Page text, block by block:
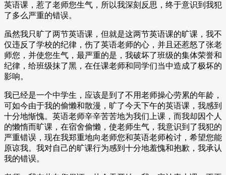
英语课，惹了老师您生气，所以我深刻反思，终于意识到我犯
了多么严重的错误。
虽然我只旷了两节英语课，但就是这两节英语课的旷课，我不
仅违反了学校的纪律，伤了英语老师的心，并且还惹怒了张老
师您，并使您生气，最严重的是，我破坏了班级的集体荣誉和
纪律，给班级抹了黑，在任课老师和同学们当中造成了极坏的
影响。
我已经是一个中学生，应该是到了不用老师操心劳累的年龄，
可如今由于我的偷懒和散漫，旷了今天下午的英语课，我感到
十分地惭愧。英语老师辛辛苦苦地为我们上课，而我却因个人
的懒惰而旷课，在宿舍偷懒，使老师生气，我意识到了我犯的
严重错误，现在我郑重地向老师您和英语老师检讨，希望您能
原谅我。我对自己的旷课行为感到十分地羞愧和抱歉，我承认
我的错误。